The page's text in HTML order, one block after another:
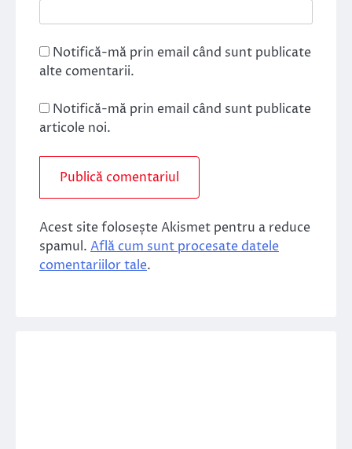
Notifică-mă prin email când sunt publicate
alte comentarii.
Notifică-mă prin email când sunt publicate
articole noi.
Acest site folosește Akismet pentru a reduce
spamul. Află cum sunt procesate datele
comentariilor tale.